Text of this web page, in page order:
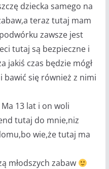
dziecka samego na
teraz tutaj mam
zawsze jest
tutaj są bezpieczne i
jakiś czas będzie mógł
bawić się również z nimi
13 lat i on woli
tutaj do mnie,niz
wie,że tutaj ma
młodszych zabaw